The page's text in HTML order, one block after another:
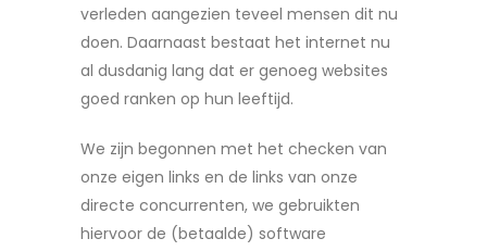
verleden aangezien teveel mensen dit nu
doen. Daarnaast bestaat het internet nu
al dusdanig lang dat er genoeg websites
goed ranken op hun leeftijd.
We zijn begonnen met het checken van
onze eigen links en de links van onze
directe concurrenten, we gebruikten
hiervoor de (betaalde) software